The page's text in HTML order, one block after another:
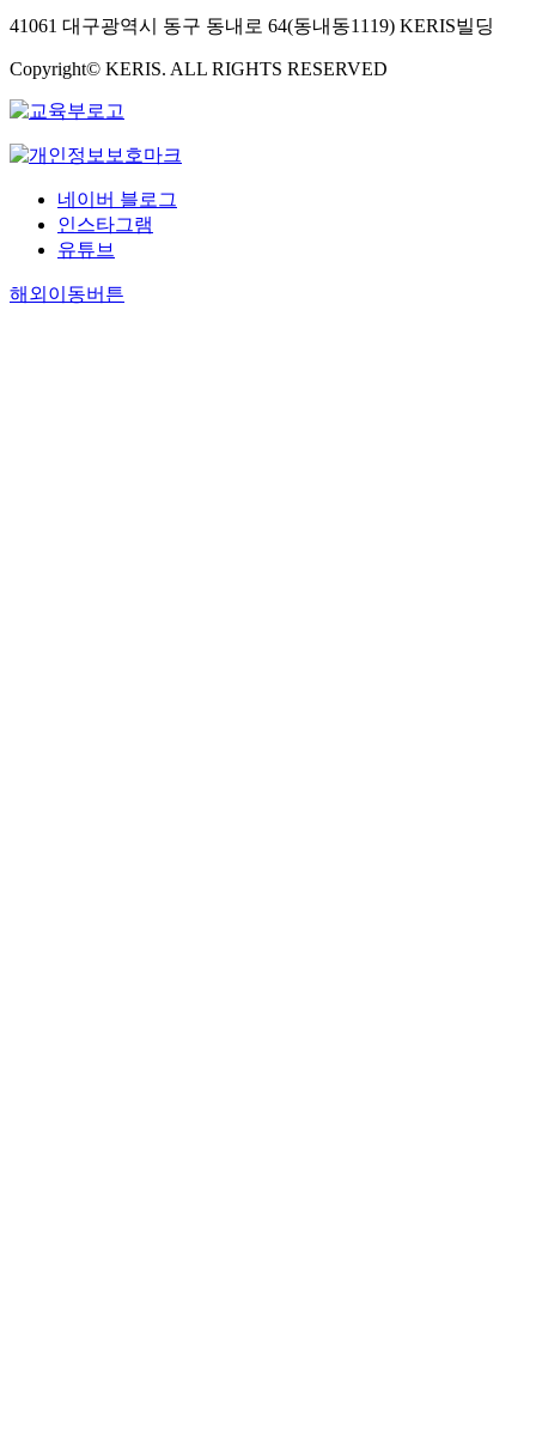
41061 대구광역시 동구 동내로 64(동내동1119) KERIS빌딩
Copyright© KERIS. ALL RIGHTS RESERVED
네이버 블로그
인스타그램
유튜브
해외이동버튼